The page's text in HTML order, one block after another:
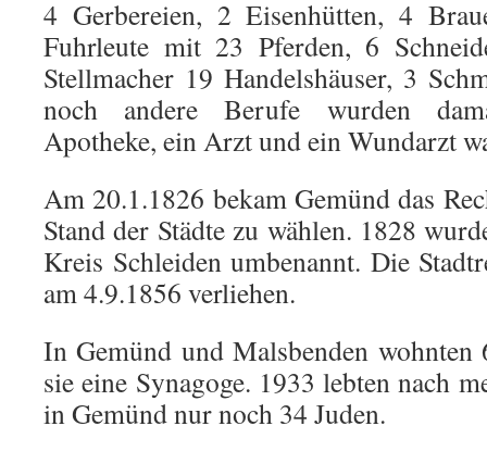
4 Gerbereien, 2 Eisenhütten, 4
Fuhrleute mit 23 Pferden, 6
Stellmacher 19 Handelshäuser, 3
noch andere Berufe wurden
Apotheke, ein Arzt und ein Wundarzt
Am 20.1.1826 bekam Gemünd das
Stand der Städte zu wählen. 1828
Kreis Schleiden umbenannt. Die
am 4.9.1856 verliehen.
In Gemünd und Malsbenden wohnten
sie eine Synagoge. 1933 lebten nach
in Gemünd nur noch 34 Juden.